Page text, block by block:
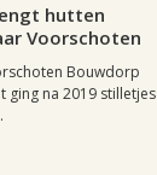
hutten
Voorschoten
Bouwdorp
ging na 2019